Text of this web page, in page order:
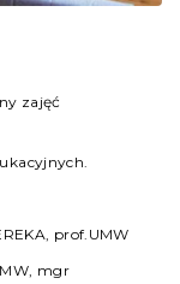
zajęć
prof.UMW
mgr